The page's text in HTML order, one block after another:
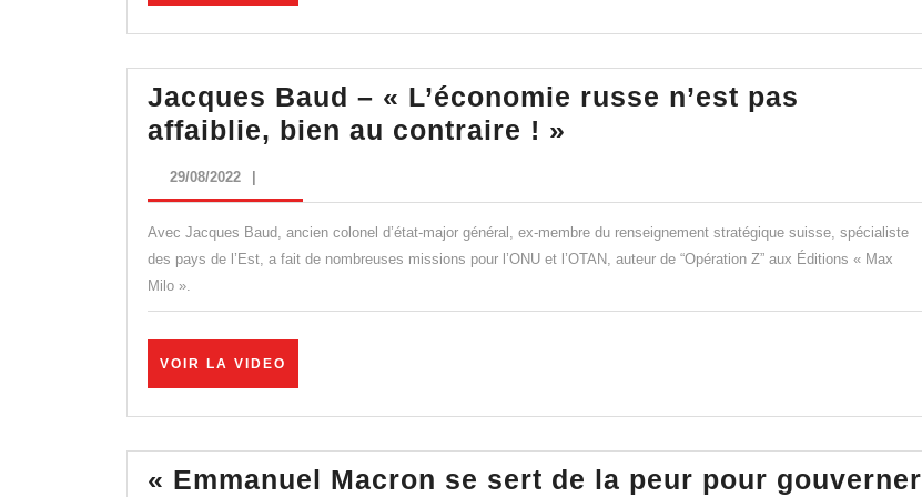
!
Jacques Baud – « L’économie russe n’est pas
affaiblie, bien au contraire ! »
–
« L’économie
russe
contraire
29/08/202229/08/2022
Avec Jacques Baud, ancien colonel d’état-major général, ex-membre du renseignement stratégique suisse, spécialiste
des pays de l’Est, a fait de nombreuses missions pour l’ONU et l’OTAN, auteur de “Opération Z” aux Éditions « Max
Milo ».
VOIR LA VIDEO
« Emmanuel Macron se sert de la peur pour gouverner